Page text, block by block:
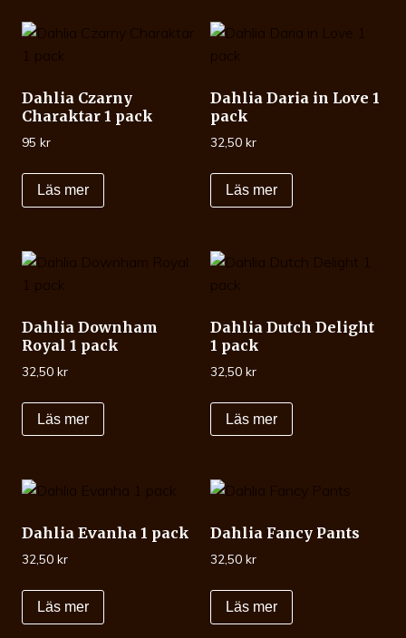
Dahlia Czarny
Charaktar 1 pack
95 kr
Läs mer
Dahlia Daria in Love 1
pack
32,50 kr
Läs mer
Dahlia Downham
Royal 1 pack
32,50 kr
Läs mer
Dahlia Dutch Delight
1 pack
32,50 kr
Läs mer
Dahlia Evanha 1 pack
32,50 kr
Läs mer
Dahlia Fancy Pants
32,50 kr
Läs mer